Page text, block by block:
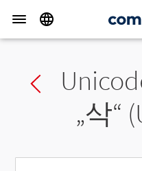
Previous char
„삭“